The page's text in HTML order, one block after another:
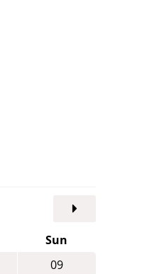
Sun
09